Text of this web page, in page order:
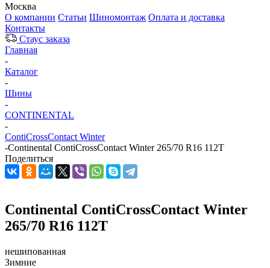
Москва
О компании Статьи Шиномонтаж Оплата и доставка
Контакты
Стаус заказа
Главная
-
Каталог
-
Шины
-
CONTINENTAL
-
ContiCrossContact Winter
-Continental ContiCrossContact Winter 265/70 R16 112T
Поделиться
Continental ContiCrossContact Winter
265/70 R16 112T
нешипованная
Зимние